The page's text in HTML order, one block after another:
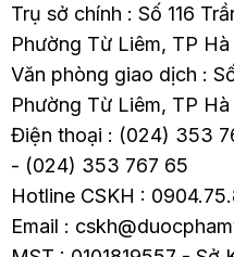
Trụ sở chính : Số 116
Phường Từ Liêm, TP
Văn phòng giao dịch :
Phường Từ Liêm, TP
Điện thoại : (024) 353
- (024) 353 767 65
Hotline CSKH :
Email :